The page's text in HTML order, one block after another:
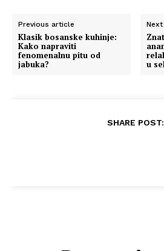
Previous article
Klasik bosanske kuhinje:
Kako napraviti
fenomenalnu pitu od
jabuka?
u
SHARE POST: